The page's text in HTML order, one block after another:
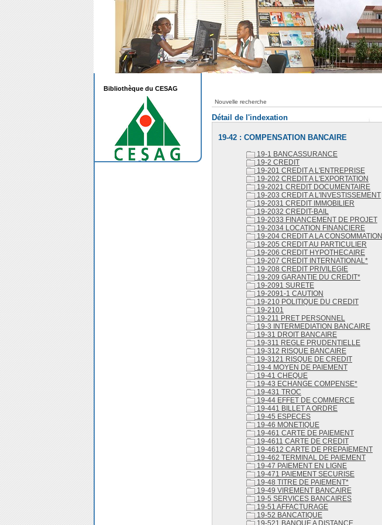
Nouvelle recherche
Détail de l'indexation
19-42 : COMPENSATION BANCAIRE
19-1 BANCASSURANCE
19-2 CREDIT
19-201 CREDIT A L'ENTREPRISE
19-202 CREDIT A L'EXPORTATION
19-2021 CREDIT DOCUMENTAIRE
19-203 CREDIT A L'INVESTISSEMENT
19-2031 CREDIT IMMOBILIER
19-2032 CREDIT-BAIL
19-2033 FINANCEMENT DE PROJET
19-2034 LOCATION FINANCIERE
19-204 CREDIT A LA CONSOMMATION
19-205 CREDIT AU PARTICULIER
19-206 CREDIT HYPOTHECAIRE
19-207 CREDIT INTERNATIONAL*
19-208 CREDIT PRIVILEGIE
19-209 GARANTIE DU CREDIT*
19-2091 SURETE
19-2091-1 CAUTION
19-210 POLITIQUE DU CREDIT
19-2101
19-211 PRET PERSONNEL
19-3 INTERMEDIATION BANCAIRE
19-31 DROIT BANCAIRE
19-311 REGLE PRUDENTIELLE
19-312 RISQUE BANCAIRE
19-3121 RISQUE DE CREDIT
19-4 MOYEN DE PAIEMENT
19-41 CHEQUE
19-43 ECHANGE COMPENSE*
19-431 TROC
19-44 EFFET DE COMMERCE
19-441 BILLET A ORDRE
19-45 ESPECES
19-46 MONETIQUE
19-461 CARTE DE PAIEMENT
19-4611 CARTE DE CREDIT
19-4612 CARTE DE PREPAIEMENT
19-462 TERMINAL DE PAIEMENT
19-47 PAIEMENT EN LIGNE
19-471 PAIEMENT SECURISE
19-48 TITRE DE PAIEMENT*
19-49 VIREMENT BANCAIRE
19-5 SERVICES BANCAIRES
19-51 AFFACTURAGE
19-52 BANCATIQUE
19-521 BANQUE A DISTANCE
Bibliothèque du CESAG